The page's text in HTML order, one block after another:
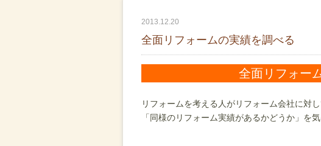
2013.12.20
全面リフォームの実績を調べる
全面リフォー
リフォームを考える人がリフォーム会社に対
「同様のリフォーム実績があるかどうか」を